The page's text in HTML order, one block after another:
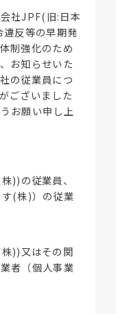
社JPF(旧:日本
反等の早期発
制強化のため
お知らせいた
の従業員につ
ございました
お願い申し上
))の従業員、
(株)）の従業
))又はその関
者（個人事業